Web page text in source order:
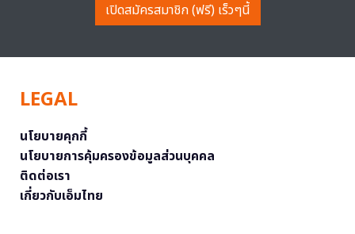
เปิดสมัครสมาชิก (ฟรี) เร็วๆนี้
LEGAL
นโยบายคุกกี้
นโยบายการคุ้มครองข้อมูลส่วนบุคคล
ติดต่อเรา
เกี่ยวกับเอ็มไทย